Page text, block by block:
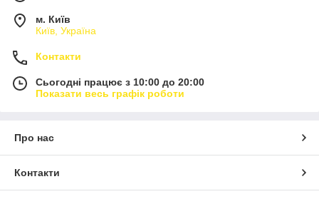
м. Київ
Київ, Україна
Контакти
Сьогодні працює з 10:00 до 20:00
Показати весь графік роботи
Про нас
Контакти